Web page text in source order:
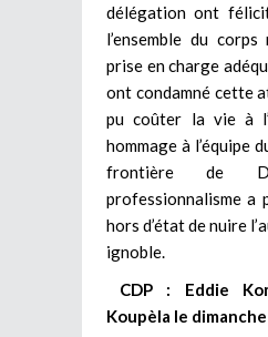
délégation ont
l’ensemble du
prise en charge
ont condamné cette
pu coûter la vie à
hommage à l’équipe
frontière de
professionnalisme a
hors d’état de nuire
ignoble.
CDP : Eddie
Koupèla le